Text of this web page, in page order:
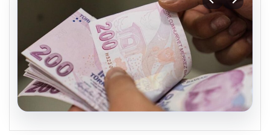
07.08.2026